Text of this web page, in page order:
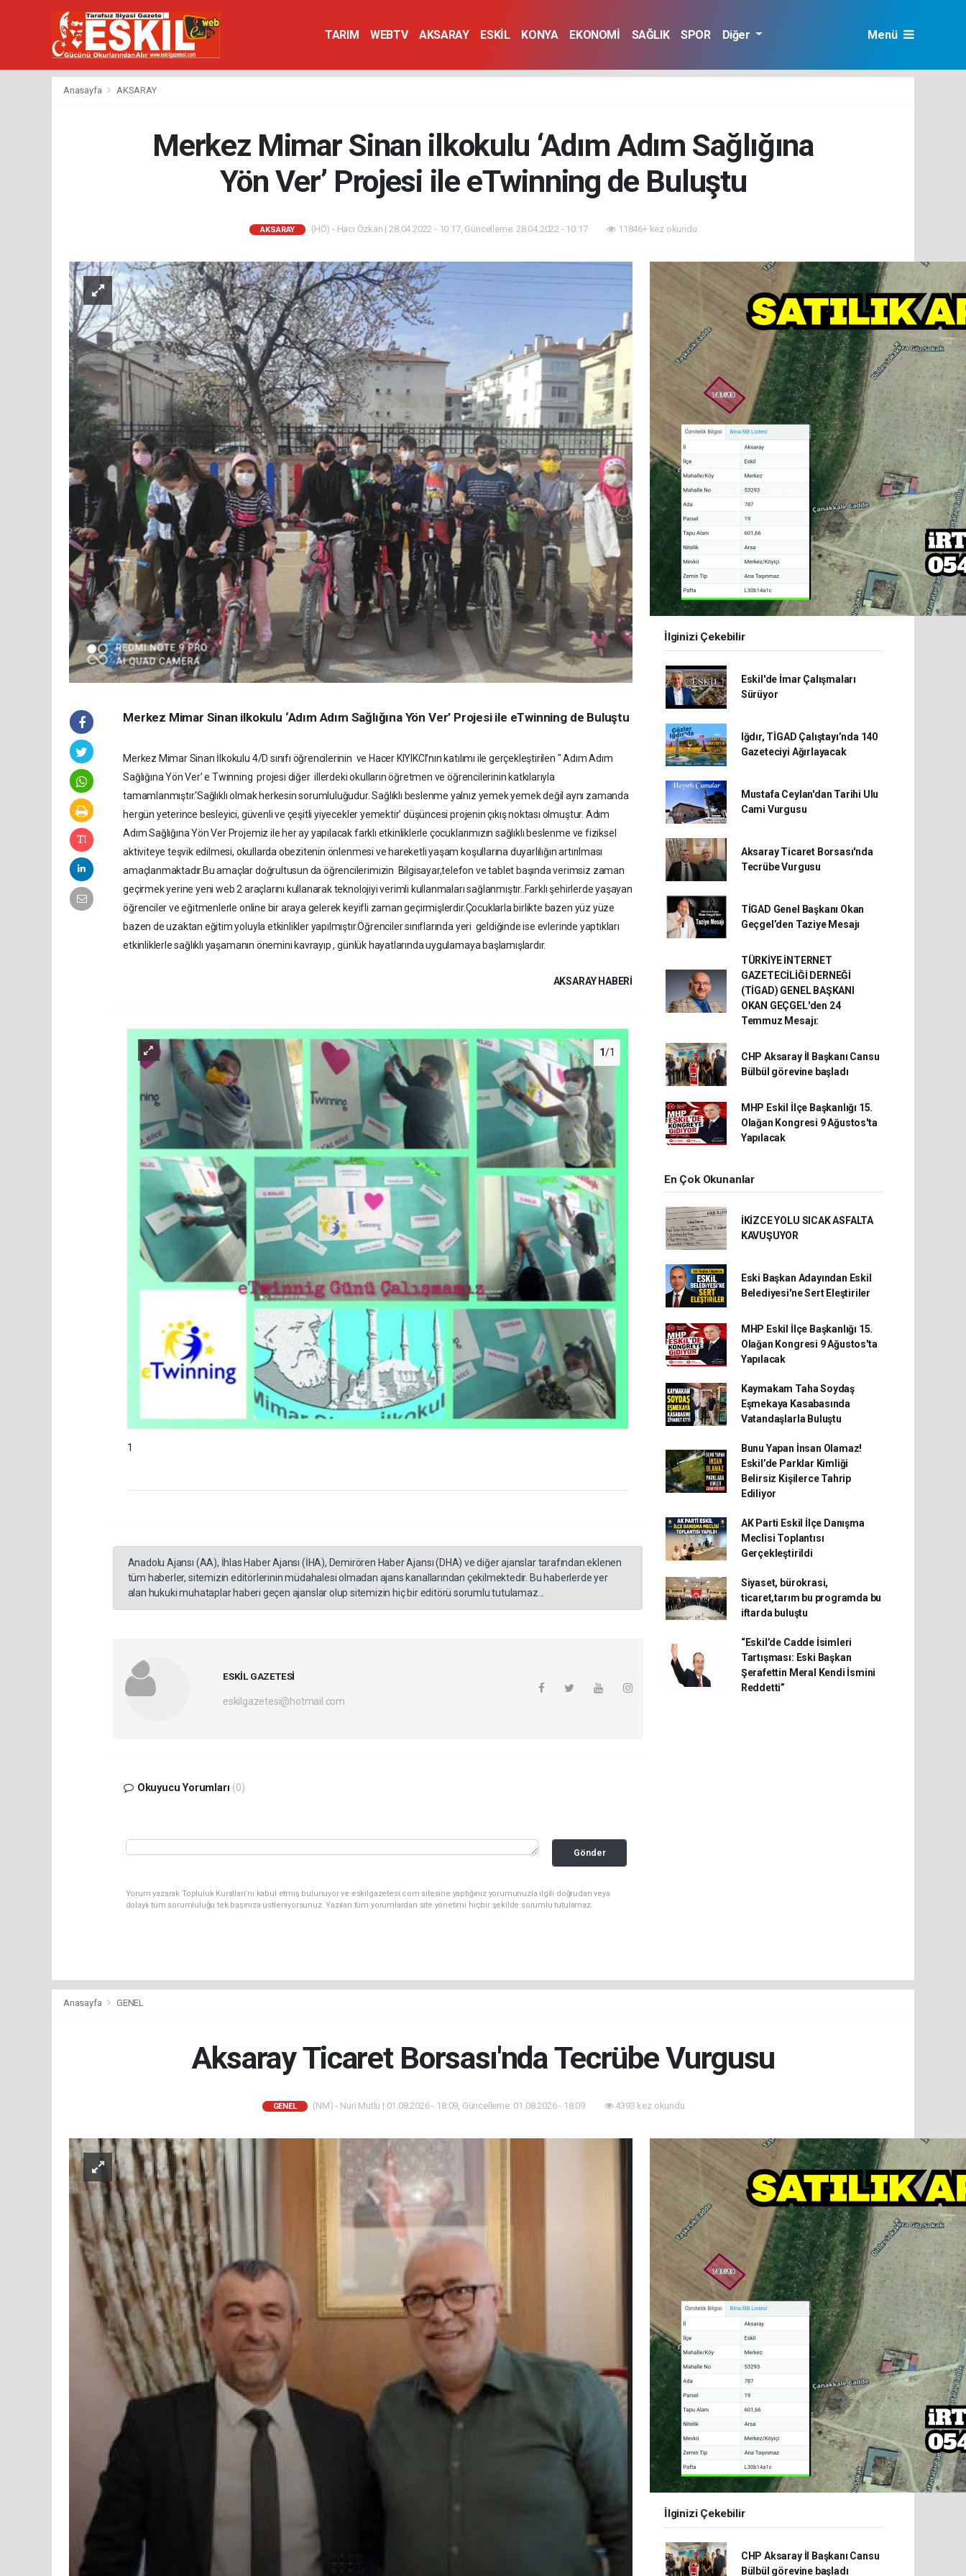
TARIM WEBTV AKSARAY ESKİL KONYA EKONOMİ SAĞLIK SPOR Diğer Menü
Anasayfa AKSARAY
Merkez Mimar Sinan ilkokulu ‘Adım Adım Sağlığına
Yön Ver’ Projesi ile eTwinning de Buluştu
AKSARAY (HÖ) - Hacı Özkan | 28.04.2022 - 10:17, Güncelleme: 28.04.2022 - 10:17 11846+ kez okundu.
Merkez Mimar Sinan ilkokulu ‘Adım Adım Sağlığına Yön Ver’ Projesi ile eTwinning de Buluştu
Merkez Mimar Sinan İlkokulu 4/D sınıfı öğrencilerinin ve Hacer KIYIKCI’nın katılımı ile gerçekleştirilen " Adım Adım
Sağlığına Yön Ver’ e Twinning projesi diğer illerdeki okulların öğretmen ve öğrencilerinin katkılarıyla
tamamlanmıştır.‘Sağlıklı olmak herkesin sorumluluğudur. Sağlıklı beslenme yalnız yemek yemek değil aynı zamanda
hergün yeterince besleyici, güvenli ve çeşitli yiyecekler yemektir’ düşüncesi projenin çıkış noktası olmuştur. Adım
Adım Sağlığına Yön Ver Projemiz ile her ay yapılacak farklı etkinliklerle çocuklarımızın sağlıklı beslenme ve fiziksel
aktiviteye teşvik edilmesi, okullarda obezitenin önlenmesi ve hareketli yaşam koşullarına duyarlılığın artırılması
amaçlanmaktadır.Bu amaçlar doğrultusun da öğrencilerimizin Bilgisayar,telefon ve tablet başında verimsiz zaman
geçirmek yerine yeni web 2 araçlarını kullanarak teknolojiyi verimli kullanmaları sağlanmıştır..Farklı şehirlerde yaşayan
öğrenciler ve eğitmenlerle online bir araya gelerek keyifli zaman geçirmişlerdir.Çocuklarla birlikte bazen yüz yüze
bazen de uzaktan eğitim yoluyla etkinlikler yapılmıştır.Öğrenciler sınıflarında yeri geldiğinde ise evlerinde yaptıkları
etkinliklerle sağlıklı yaşamanın önemini kavrayıp , günlük hayatlarında uygulamaya başlamışlardır.
AKSARAY HABERİ
1/1
1
Anadolu Ajansı (AA), İhlas Haber Ajansı (İHA), Demirören Haber Ajansı (DHA) ve diğer ajanslar tarafından eklenen
tüm haberler, sitemizin editörlerinin müdahalesi olmadan ajans kanallarından çekilmektedir. Bu haberlerde yer
alan hukuki muhataplar haberi geçen ajanslar olup sitemizin hiç bir editörü sorumlu tutulamaz...
ESKİL GAZETESİ
eskilgazetesi@hotmail.com
Okuyucu Yorumları (0)
Gönder
Yorum yazarak Topluluk Kuralları’nı kabul etmiş bulunuyor ve eskilgazetesi.com sitesine yaptığınız yorumunuzla ilgili doğrudan veya
dolaylı tüm sorumluluğu tek başınıza üstleniyorsunuz. Yazılan tüm yorumlardan site yönetimi hiçbir şekilde sorumlu tutulamaz.
İlginizi Çekebilir
Eskil'de İmar Çalışmaları
Sürüyor
Iğdır, TİGAD Çalıştayı’nda 140
Gazeteciyi Ağırlayacak
Mustafa Ceylan'dan Tarihi Ulu
Cami Vurgusu
Aksaray Ticaret Borsası'nda
Tecrübe Vurgusu
TİGAD Genel Başkanı Okan
Geçgel’den Taziye Mesajı
TÜRKİYE İNTERNET
GAZETECİLİĞİ DERNEĞİ
(TİGAD) GENEL BAŞKANI
OKAN GEÇGEL'den 24
Temmuz Mesajı:
CHP Aksaray İl Başkanı Cansu
Bülbül görevine başladı
MHP Eskil İlçe Başkanlığı 15.
Olağan Kongresi 9 Ağustos'ta
Yapılacak
En Çok Okunanlar
İKİZCE YOLU SICAK ASFALTA
KAVUŞUYOR
Eski Başkan Adayından Eskil
Belediyesi'ne Sert Eleştiriler
MHP Eskil İlçe Başkanlığı 15.
Olağan Kongresi 9 Ağustos'ta
Yapılacak
Kaymakam Taha Soydaş
Eşmekaya Kasabasında
Vatandaşlarla Buluştu
Bunu Yapan İnsan Olamaz!
Eskil’de Parklar Kimliği
Belirsiz Kişilerce Tahrip
Ediliyor
AK Parti Eskil İlçe Danışma
Meclisi Toplantısı
Gerçekleştirildi
Siyaset, bürokrasi,
ticaret,tarım bu programda bu
iftarda buluştu
“Eskil’de Cadde İsimleri
Tartışması: Eski Başkan
Şerafettin Meral Kendi İsmini
Reddetti”
Anasayfa GENEL
Aksaray Ticaret Borsası'nda Tecrübe Vurgusu
GENEL (NM) - Nuri Mutlu | 01.08.2026 - 18:09, Güncelleme: 01.08.2026 - 18:09 4393 kez okundu.
İlginizi Çekebilir
CHP Aksaray İl Başkanı Cansu
Bülbül görevine başladı